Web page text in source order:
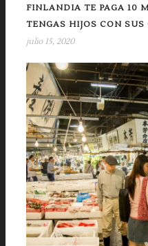
FINLANDIA TE PAGA 10
TENGAS HIJOS CON
julio 15, 2020